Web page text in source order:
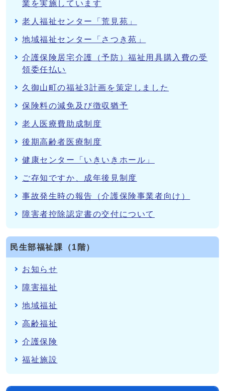
業を実施しています
老人福祉センター「荒見苑」
地域福祉センター「さつき苑」
介護保険居宅介護（予防）福祉用具購入費の受
領委任払い
久御山町の福祉3計画を策定しました
保険料の減免及び徴収猶予
老人医療費助成制度
後期高齢者医療制度
健康センター「いきいきホール」
ご存知ですか、成年後見制度
事故発生時の報告（介護保険事業者向け）
障害者控除認定書の交付について
民生部福祉課（1階）
お知らせ
障害福祉
地域福祉
高齢福祉
介護保険
福祉施設